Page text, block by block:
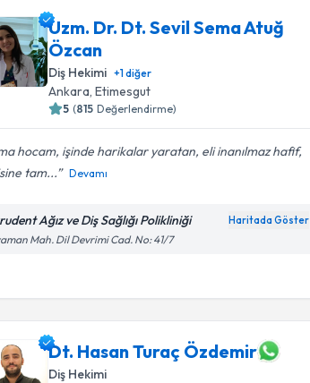
Uzm. Dr. Dt. Sevil Sema Atuğ
Özcan
Diş Hekimi +1diğer
Ankara , Etimesgut
5 (815 Değerlendirme)
hocam, işinde harikalar yaratan, eli inanılmaz hafif,
tam...
Devamı
Ağız ve Diş Sağlığı Polikliniği Haritada Göster
Mah. Dil Devrimi Cad. No: 41/7
Dt. Hasan Turaç Özdemir
Diş Hekimi